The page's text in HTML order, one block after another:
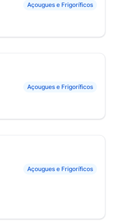
Açougues e Frigoríficos
Açougues e Frigoríficos
Açougues e Frigoríficos